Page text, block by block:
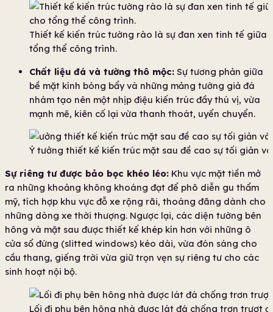
Thiết kế kiến trúc tường rào là sự đan xen tinh tế
tổng thể công trình.
Chất liệu đá và tường thô mộc: Sự tương phản giữa
bề mặt kính bóng bẩy và những mảng tường giả đá
nhám tạo nên một nhịp điệu kiến trúc đầy thú vị, vừa
mạnh mẽ, kiên cố lại vừa thanh thoát, uyển chuyển.
Ý tưởng thiết kế kiến trúc mặt sau đề cao sự tối giản
Sự riêng tư được bảo bọc khéo léo: Khu vực mặt tiền mở
ra những khoảng không khoáng đạt để phô diễn gu thẩm
mỹ, tích hợp khu vực đỗ xe rộng rãi, thoáng đãng dành cho
những dòng xe thời thượng. Ngược lại, các diện tường bên
hông và mặt sau được thiết kế khép kín hơn với những ô
cửa sổ đứng (slitted windows) kéo dài, vừa đón sáng cho
cầu thang, giếng trời vừa giữ trọn vẹn sự riêng tư cho các
sinh hoạt nội bộ.
Lối đi phụ bên hông nhà được lát đá chống trơn trượt